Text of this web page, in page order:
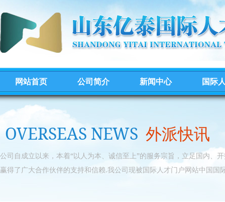
网站首页 公司简介 新闻中心 国际
OVERSEAS NEWS 外派快讯
公司自成立以来，本着“以人为本、诚信至上”的服务宗旨，立足国内、
赢得了广大合作伙伴的支持和信赖.我公司现被国际人才门户网站中国国